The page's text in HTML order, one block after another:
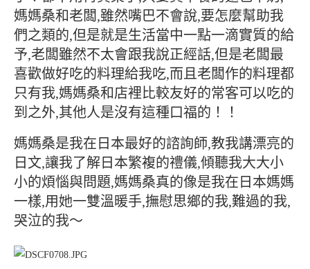
媽媽桑和老闆,雖然嘴巴不會說,要怎麼幫助我
們之類的,但是就是生活當中一點一滴實質的給
予,老闆雖然不太會跟我說正經話,但是老闆最
喜歡做好吃的料理給我吃,而且老闆作的料理都
只有我,媽媽桑和店裡比較友好的常客可以吃的
到之外,其他人是沒有這種口福的！！
媽媽桑是我在日本最好的諮詢師,教我講漂亮的
日文,讓我了解日本繁複的禮儀,傾聽我大大小
小的煩惱與問題,媽媽桑真的像是我在日本媽媽
一樣,用她一雙溫暖手,撫慰思鄉的我,難過的我,
哭泣的我～